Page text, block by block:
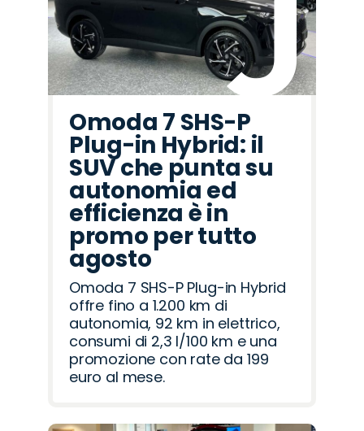
Omoda 7 SHS-P
Plug-in Hybrid: il
SUV che punta su
autonomia ed
efficienza è in
promo per tutto
agosto
Omoda 7 SHS-P Plug-in Hybrid
offre fino a 1.200 km di
autonomia, 92 km in elettrico,
consumi di 2,3 l/100 km e una
promozione con rate da 199
euro al mese.